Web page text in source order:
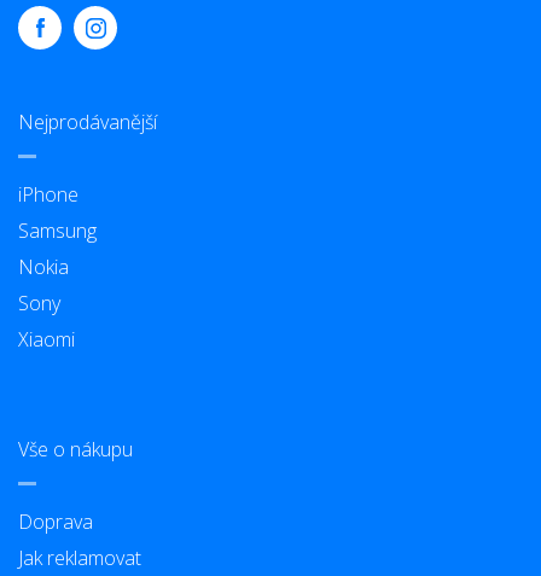
Nejprodávanější
iPhone
Samsung
Nokia
Sony
Xiaomi
Vše o nákupu
Doprava
Jak reklamovat